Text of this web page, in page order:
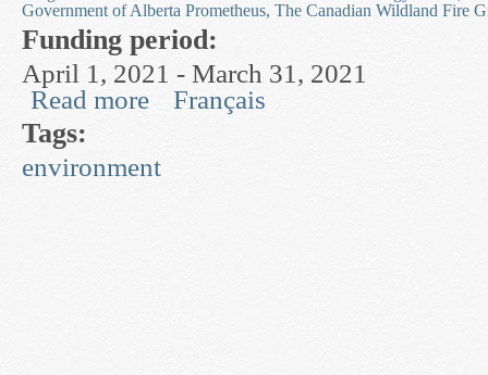
Government of Alberta Prometheus, The Canadian Wildland Fire
Funding period:
April 1, 2021 - March 31, 2021
Read more about Forest Fires and Spread in Heterogeneous
Français
Tags:
environment